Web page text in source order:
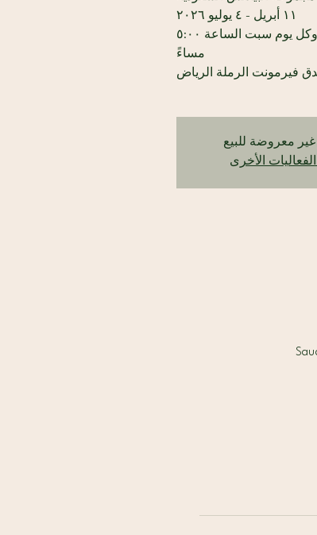
كل يوم اثنين الساعة ٨:٠٠ مساءً وكل يوم سبت الساعة ٥:٠٠
فيرمونت الرملة الرياض
غير معروضة للبيع
الأخرى